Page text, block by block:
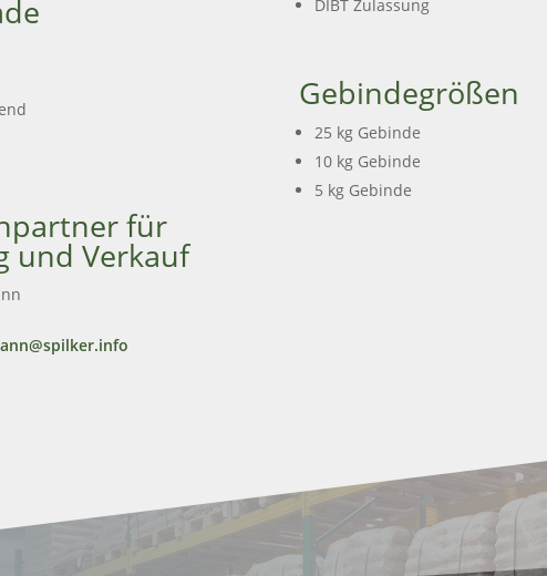
für
und Verkauf
@spilker.info
DIBT Zulassung
Gebindegrößen
25 kg Gebinde
10 kg Gebinde
5 kg Gebinde